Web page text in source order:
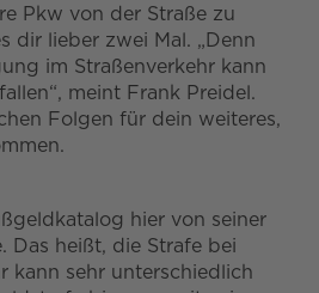
Pkw von der Straße zu
dir lieber zwei Mal. „Denn
im Straßenverkehr kann
meint Frank Preidel.
Folgen für dein weiteres,
hier von seiner
Das heißt, die Strafe bei
kann sehr unterschiedlich